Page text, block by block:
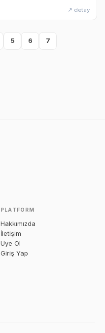
↗ detay
5 6 7
PLATFORM
Hakkımızda
İletişim
Üye Ol
Giriş Yap